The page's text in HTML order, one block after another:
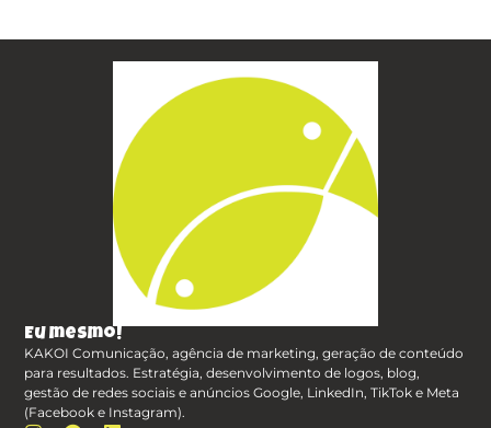
Eu mesmo!
KAKOI Comunicação, agência de marketing, geração de conteúdo
para resultados. Estratégia, desenvolvimento de logos, blog,
gestão de redes sociais e anúncios Google, LinkedIn, TikTok e Meta
(Facebook e Instagram).